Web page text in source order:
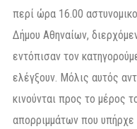
περί ώρα 16.00
Δήμου Αθηναίων,
εντόπισαν τον
ελέγξουν. Μόλις αυτός
κινούνται προς το μέρος
απορριμμάτων που